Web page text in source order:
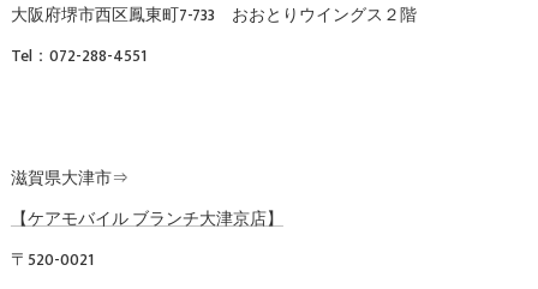
大阪府堺市西区鳳東町7-733 おおとりウイングス２階
Tel：072-288-4551
滋賀県大津市⇒
【ケアモバイル ブランチ大津京店】
〒520-0021